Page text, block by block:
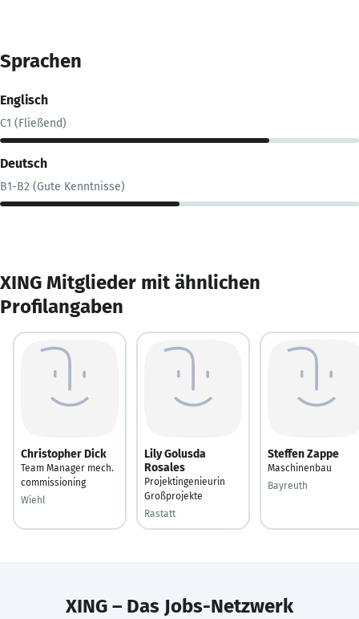
Sprachen
Englisch
C1 (Fließend)
Deutsch
B1-B2 (Gute Kenntnisse)
XING Mitglieder mit ähnlichen
Profilangaben
Christopher Dick
Team Manager mech.
commissioning
Wiehl
Lily Golusda
Rosales
Projektingenieurin
Großprojekte
Rastatt
Steffen Zappe
Maschinenbau
Bayreuth
XING – Das Jobs-Netzwerk